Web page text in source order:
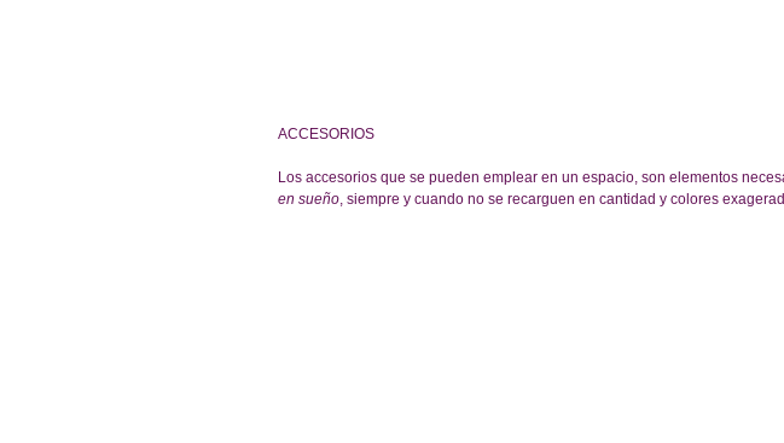
ACCESORIOS
Los accesorios que se pueden emplear en un espacio, son elementos
en sueño, siempre y cuando no se recarguen en cantidad y colores